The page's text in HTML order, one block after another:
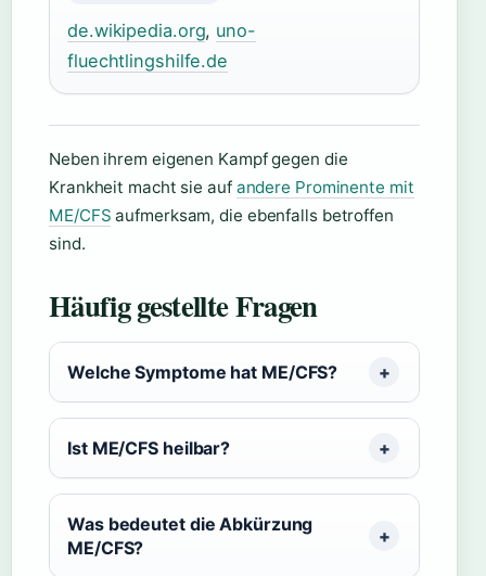
de.wikipedia.org, uno-
fluechtlingshilfe.de
Neben ihrem eigenen Kampf gegen die
Krankheit macht sie auf andere Prominente mit
ME/CFS aufmerksam, die ebenfalls betroffen
sind.
Häufig gestellte Fragen
Welche Symptome hat ME/CFS?
Ist ME/CFS heilbar?
Was bedeutet die Abkürzung
ME/CFS?